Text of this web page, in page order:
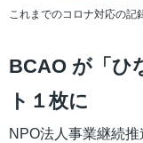
これまでのコロナ対応の記
BCAO が「ひ
ト１枚に
NPO法人事業継続